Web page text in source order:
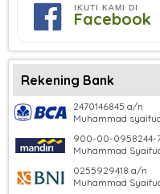
IKUTI KAMI DI
Facebook
Rekening Bank
2470146845 a/n
Muhammad
900-00-0958244-
Muhammad
0255929418 a/n
Muhammad